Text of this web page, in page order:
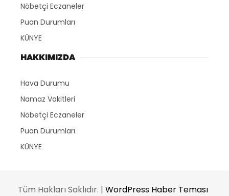
Nöbetçi Eczaneler
Puan Durumları
KÜNYE
HAKKIMIZDA
Hava Durumu
Namaz Vakitleri
Nöbetçi Eczaneler
Puan Durumları
KÜNYE
Tüm Hakları Saklıdır. | WordPress Haber Teması